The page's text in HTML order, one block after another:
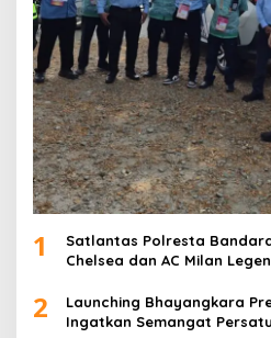
1
Satlantas Polresta
Chelsea dan AC Milan
2
Launching Bhayangkara
Ingatkan Semangat